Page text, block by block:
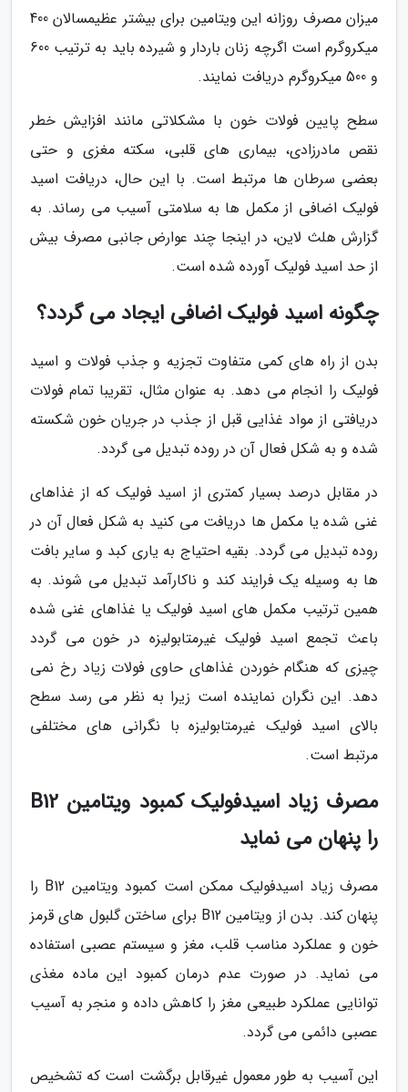
میزان مصرف روزانه این ویتامین برای بیشتر عظیمسالان 400
میکروگرم است اگرچه زنان باردار و شیرده باید به ترتیب 600
و 500 میکروگرم دریافت نمایند.
سطح پایین فولات خون با مشکلاتی مانند افزایش خطر
نقص مادرزادی، بیماری های قلبی، سکته مغزی و حتی
بعضی سرطان ها مرتبط است. با این حال، دریافت اسید
فولیک اضافی از مکمل ها به سلامتی آسیب می رساند. به
گزارش هلث لاین، در اینجا چند عوارض جانبی مصرف بیش
از حد اسید فولیک آورده شده است.
چگونه اسید فولیک اضافی ایجاد می گردد؟
بدن از راه های کمی متفاوت تجزیه و جذب فولات و اسید
فولیک را انجام می دهد. به عنوان مثال، تقریبا تمام فولات
دریافتی از مواد غذایی قبل از جذب در جریان خون شکسته
شده و به شکل فعال آن در روده تبدیل می گردد.
در مقابل درصد بسیار کمتری از اسید فولیک که از غذاهای
غنی شده یا مکمل ها دریافت می کنید به شکل فعال آن در
روده تبدیل می گردد. بقیه احتیاج به یاری کبد و سایر بافت
ها به وسیله یک فرایند کند و ناکارآمد تبدیل می شوند. به
همین ترتیب مکمل های اسید فولیک یا غذاهای غنی شده
باعث تجمع اسید فولیک غیرمتابولیزه در خون می گردد
چیزی که هنگام خوردن غذاهای حاوی فولات زیاد رخ نمی
دهد. این نگران نماینده است زیرا به نظر می رسد سطح
بالای اسید فولیک غیرمتابولیزه با نگرانی های مختلفی
مرتبط است.
مصرف زیاد اسیدفولیک کمبود ویتامین B12
را پنهان می نماید
مصرف زیاد اسیدفولیک ممکن است کمبود ویتامین B12 را
پنهان کند. بدن از ویتامین B12 برای ساختن گلبول های قرمز
خون و عملکرد مناسب قلب، مغز و سیستم عصبی استفاده
می نماید. در صورت عدم درمان کمبود این ماده مغذی
توانایی عملکرد طبیعی مغز را کاهش داده و منجر به آسیب
عصبی دائمی می گردد.
این آسیب به طور معمول غیرقابل برگشت است که تشخیص